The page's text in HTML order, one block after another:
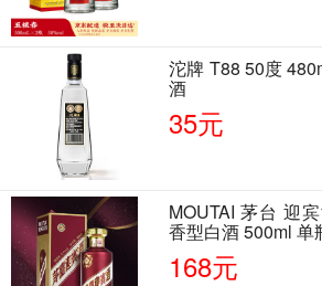
沱牌 T88 50度
酒
35元
MOUTAI 茅台 迎
香型白酒 500ml 单
168元